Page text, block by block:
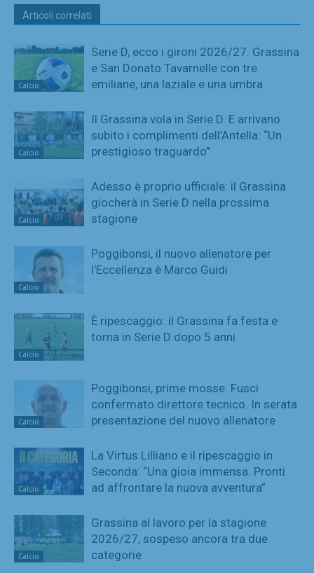
Articoli correlati
Calcio
Serie D, ecco i gironi 2026/27. Grassina
e San Donato Tavarnelle con tre
emiliane, una laziale e una umbra
Calcio
Il Grassina vola in Serie D. E arrivano
subito i complimenti dell’Antella: “Un
prestigioso traguardo”
Calcio
Adesso è proprio ufficiale: il Grassina
giocherà in Serie D nella prossima
stagione
Calcio
Poggibonsi, il nuovo allenatore per
l’Eccellenza è Marco Guidi
Calcio
È ripescaggio: il Grassina fa festa e
torna in Serie D dopo 5 anni
Calcio
Poggibonsi, prime mosse: Fusci
confermato direttore tecnico. In serata
presentazione del nuovo allenatore
Calcio
La Virtus Lilliano e il ripescaggio in
Seconda: “Una gioia immensa. Pronti
ad affrontare la nuova avventura”
Calcio
Grassina al lavoro per la stagione
2026/27, sospeso ancora tra due
categorie